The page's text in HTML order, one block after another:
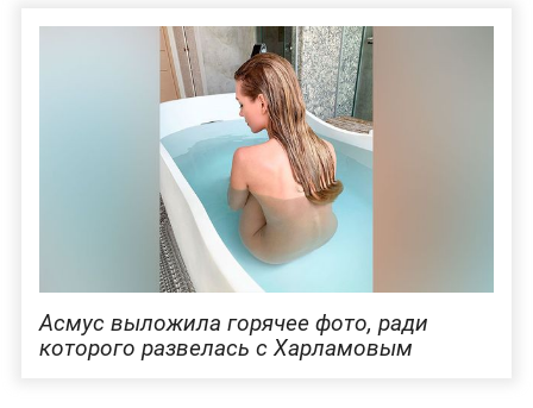
Асмус выложила горячее фото, ради
которого развелась с Харламовым